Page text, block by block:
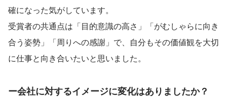
確になった気がしています。
受賞者の共通点は「目的意識の高さ」「がむしゃらに向き
合う姿勢」「周りへの感謝」で、自分もその価値観を大切
に仕事と向き合いたいと思いました。
ー会社に対するイメージに変化はありましたか？